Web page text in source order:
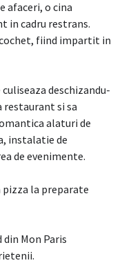
afaceri, o cina
in cadru restrans.
fiind impartit in
deschizandu-
restaurant si sa
alaturi de
instalatie de
de evenimente.
la preparate
Mon Paris